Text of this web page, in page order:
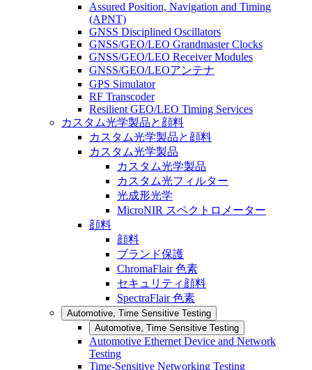
Assured Position, Navigation and Timing
(APNT)
GNSS Disciplined Oscillators
GNSS/GEO/LEO Grandmaster Clocks
GNSS/GEO/LEO Receiver Modules
GNSS/GEO/LEOアンテナ
GPS Simulator
RF Transcoder
Resilient GEO/LEO Timing Services
カスタム光学製品と顔料
カスタム光学製品と顔料
カスタム光学製品
カスタム光学製品
カスタム光フィルター
光成形光学
MicroNIR スペクトロメーター
顔料
顔料
ブランド保護
ChromaFlair 色素
セキュリティ顔料
SpectraFlair 色素
Automotive, Time Sensitive Testing
Automotive, Time Sensitive Testing
Automotive Ethernet Device and Network
Testing
Time-Sensitive Networking Testing